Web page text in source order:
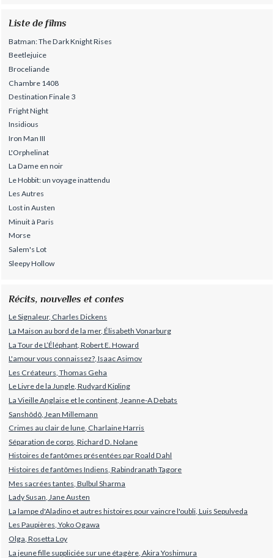
Liste de films
Batman: The Dark Knight Rises
Beetlejuice
Broceliande
Chambre 1408
Destination Finale 3
Fright Night
Insidious
Iron Man III
L'Orphelinat
La Dame en noir
Le Hobbit: un voyage inattendu
Les Autres
Lost in Austen
Minuit à Paris
Morse
Salem's Lot
Sleepy Hollow
Récits, nouvelles et contes
Le Signaleur, Charles Dickens
La Maison au bord de la mer, Élisabeth Vonarburg
La Tour de L’Éléphant, Robert E. Howard
L'amour vous connaissez?, Isaac Asimov
Les Créateurs, Thomas Geha
Le Livre de la Jungle, Rudyard Kipling
La Vieille Anglaise et le continent, Jeanne-A Debats
Sanshôdô, Jean Millemann
Crimes au clair de lune, Charlaine Harris
Séparation de corps, Richard D. Nolane
Histoires de fantômes présentées par Roald Dahl
Histoires de fantômes Indiens, Rabindranath Tagore
Mes sacrées tantes, Bulbul Sharma
Lady Susan, Jane Austen
La lampe d'Aladino et autres histoires pour vaincre l'oubli, Luis Sepulveda
Les Paupières, Yoko Ogawa
Olga, Rosetta Loy
La jeune fille suppliciée sur une étagère, Akira Yoshimura